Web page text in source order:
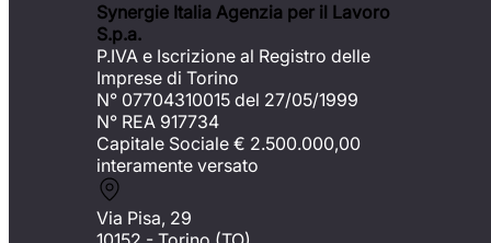
Synergie Italia Agenzia per il Lavoro
S.p.a.
P.IVA e Iscrizione al Registro delle
Imprese di Torino
N° 07704310015 del 27/05/1999
N° REA 917734
Capitale Sociale € 2.500.000,00
interamente versato
Via Pisa, 29